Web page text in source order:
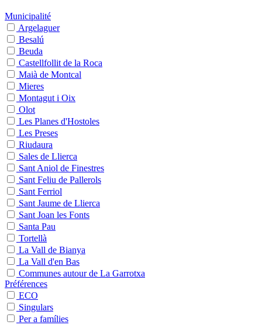
Municipalité
Argelaguer
Besalú
Beuda
Castellfollit de la Roca
Maià de Montcal
Mieres
Montagut i Oix
Olot
Les Planes d'Hostoles
Les Preses
Riudaura
Sales de Llierca
Sant Aniol de Finestres
Sant Feliu de Pallerols
Sant Ferriol
Sant Jaume de Llierca
Sant Joan les Fonts
Santa Pau
Tortellà
La Vall de Bianya
La Vall d'en Bas
Communes autour de La Garrotxa
Préférences
ECO
Singulars
Per a famílies